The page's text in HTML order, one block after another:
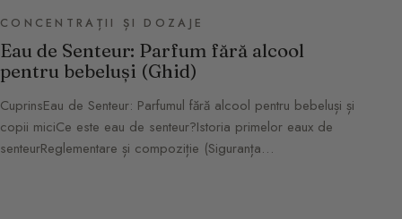
CONCENTRAȚII ȘI DOZAJE
Eau de Senteur: Parfum fără alcool
pentru bebeluși (Ghid)
CuprinsEau de Senteur: Parfumul fără alcool pentru bebeluși și
copii miciCe este eau de senteur?Istoria primelor eaux de
senteurReglementare și compoziție (Siguranța…